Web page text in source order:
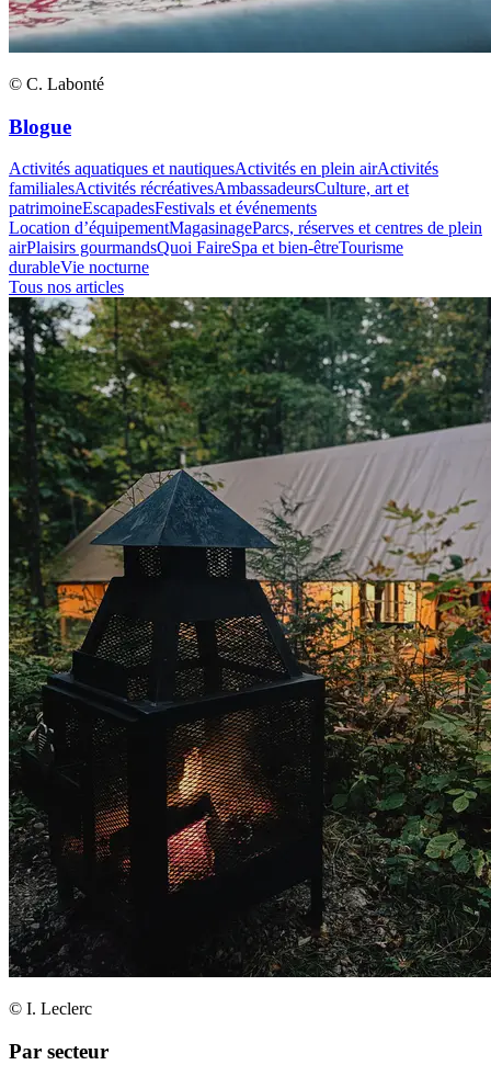
© C. Labonté
Blogue
Activités aquatiques et nautiquesActivités en plein airActivités
familialesActivités récréativesAmbassadeursCulture, art et
patrimoineEscapadesFestivals et événements
Location d’équipementMagasinageParcs, réserves et centres de plein
airPlaisirs gourmandsQuoi FaireSpa et bien-êtreTourisme
durableVie nocturne
Tous nos articles
© I. Leclerc
Par secteur